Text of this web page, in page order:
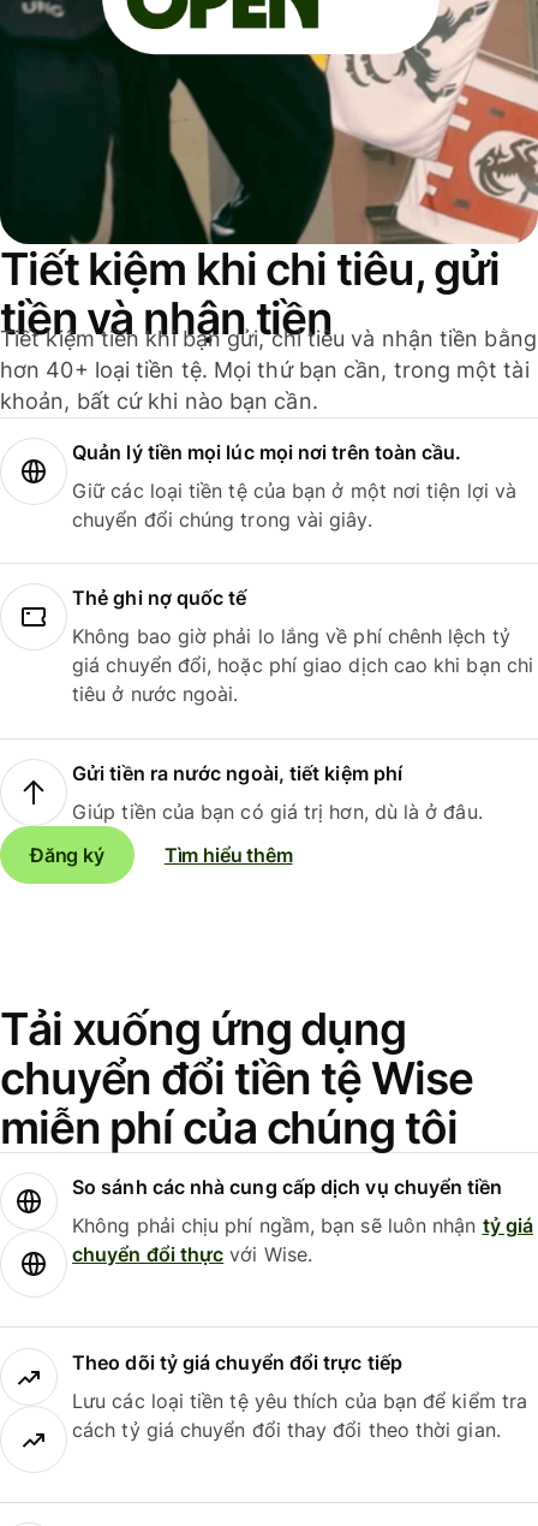
Tiết kiệm khi chi tiêu, gửi
tiền và nhận tiền
Tiết kiệm tiền khi bạn gửi, chi tiêu và nhận tiền bằng
hơn 40+ loại tiền tệ. Mọi thứ bạn cần, trong một tài
khoản, bất cứ khi nào bạn cần.
Quản lý tiền mọi lúc mọi nơi trên toàn cầu.
Giữ các loại tiền tệ của bạn ở một nơi tiện lợi và
chuyển đổi chúng trong vài giây.
Thẻ ghi nợ quốc tế
Không bao giờ phải lo lắng về phí chênh lệch tỷ
giá chuyển đổi, hoặc phí giao dịch cao khi bạn chi
tiêu ở nước ngoài.
Gửi tiền ra nước ngoài, tiết kiệm phí
Giúp tiền của bạn có giá trị hơn, dù là ở đâu.
Đăng ký
Tìm hiểu thêm
Tải xuống ứng dụng
chuyển đổi tiền tệ Wise
miễn phí của chúng tôi
So sánh các nhà cung cấp dịch vụ chuyển tiền
Không phải chịu phí ngầm, bạn sẽ luôn nhận tỷ giá
chuyển đổi thực với Wise.
Theo dõi tỷ giá chuyển đổi trực tiếp
Lưu các loại tiền tệ yêu thích của bạn để kiểm tra
cách tỷ giá chuyển đổi thay đổi theo thời gian.